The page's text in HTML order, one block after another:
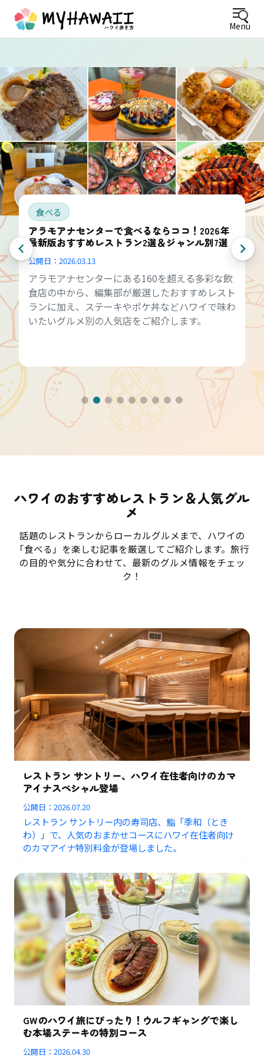
Menu
食べる
アラモアナセンターで食べるならココ！2026年
最新版おすすめレストラン2選＆ジャンル別7選
公開日： 2026.03.13
アラモアナセンターにある160を超える多彩な飲
食店の中から、編集部が厳選したおすすめレスト
ランに加え、ステーキやポケ丼などハワイで味わ
いたいグルメ別の人気店をご紹介します。
ハワイのおすすめレストラン＆人気グル
メ
話題のレストランからローカルグルメまで、ハワイの
「食べる」を楽しむ記事を厳選してご紹介します。旅行
の目的や気分に合わせて、最新のグルメ情報をチェッ
ク！
レストラン サントリー、ハワイ在住者向けのカマ
アイナスペシャル登場
公開日：2026.07.20
レストラン サントリー内の寿司店、鮨「季和（とき
わ）」で、人気のおまかせコースにハワイ在住者向け
のカマアイナ特別料金が登場しました。
GWのハワイ旅にぴったり！ウルフギャングで楽し
む本場ステーキの特別コース
公開日：2026.04.30